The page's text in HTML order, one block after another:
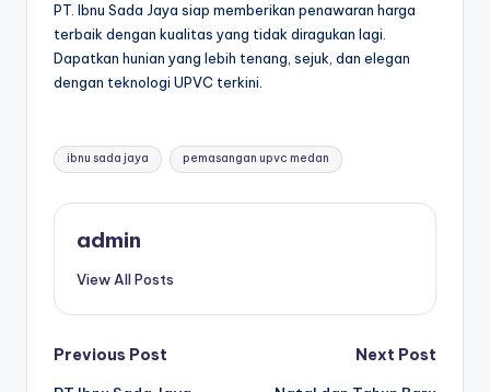
PT. Ibnu Sada Jaya siap memberikan penawaran harga
terbaik dengan kualitas yang tidak diragukan lagi.
Dapatkan hunian yang lebih tenang, sejuk, dan elegan
dengan teknologi UPVC terkini.
ibnu sada jaya pemasangan upvc medan
admin
View All Posts
Previous Post
Next Post